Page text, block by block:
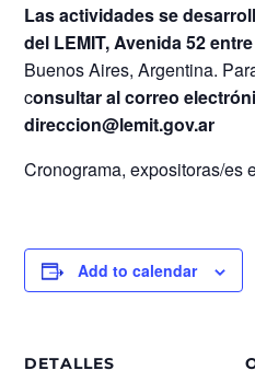
Las actividades se
del LEMIT, Avenida 52
Buenos Aires, Argentina.
consultar al correo
direccion@lemit.gov.ar
Cronograma, expositoras/es
Add to calendar
DETALLES